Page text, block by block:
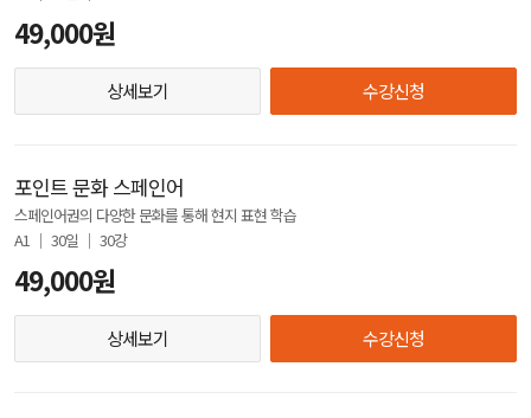
49,000원
상세보기 수강신청
포인트 문화 스페인어
스페인어권의 다양한 문화를 통해 현지 표현 학습
A1 │ 30일 │ 30강
49,000원
상세보기 수강신청